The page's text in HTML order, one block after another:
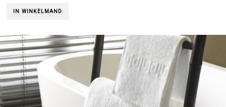
IN WINKELMAND